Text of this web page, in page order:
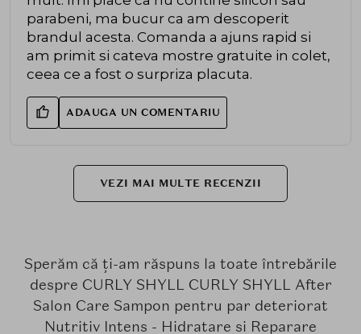
parabeni, ma bucur ca am descoperit
brandul acesta. Comanda a ajuns rapid si
am primit si cateva mostre gratuite in colet,
ceea ce a fost o surpriza placuta.
ADAUGA UN COMENTARIU
VEZI MAI MULTE RECENZII
Sperăm că ți-am răspuns la toate întrebările
despre CURLY SHYLL CURLY SHYLL After
Salon Care Sampon pentru par deteriorat
Nutritiv Intens - Hidratare si Reparare